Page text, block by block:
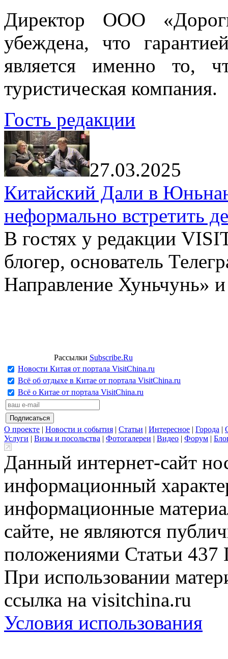
Директор ООО
убеждена, что
является именно то,
туристическая компания.
Гость редакции
27.03.2025
Китайский Дали в
неформально встретить
В гостях у редакции
блогер, основатель
Направление Хуньчунь»
Рассылки Subscribe.Ru
Новости Китая от портала VisitChina.ru
Всё об отдыхе в Китае от портала VisitChina.ru
Всё о Китае от портала VisitChina.ru
О проекте | Новости и события | Статьи | Интересное | Города |
Услуги | Визы и посольства | Фотогалереи | Видео | Форум |
Данный интернет-сайт
информационный
информационные
сайте, не являются
положениями Статьи 437
При использовании
ссылка на visitchina.ru
Условия использования